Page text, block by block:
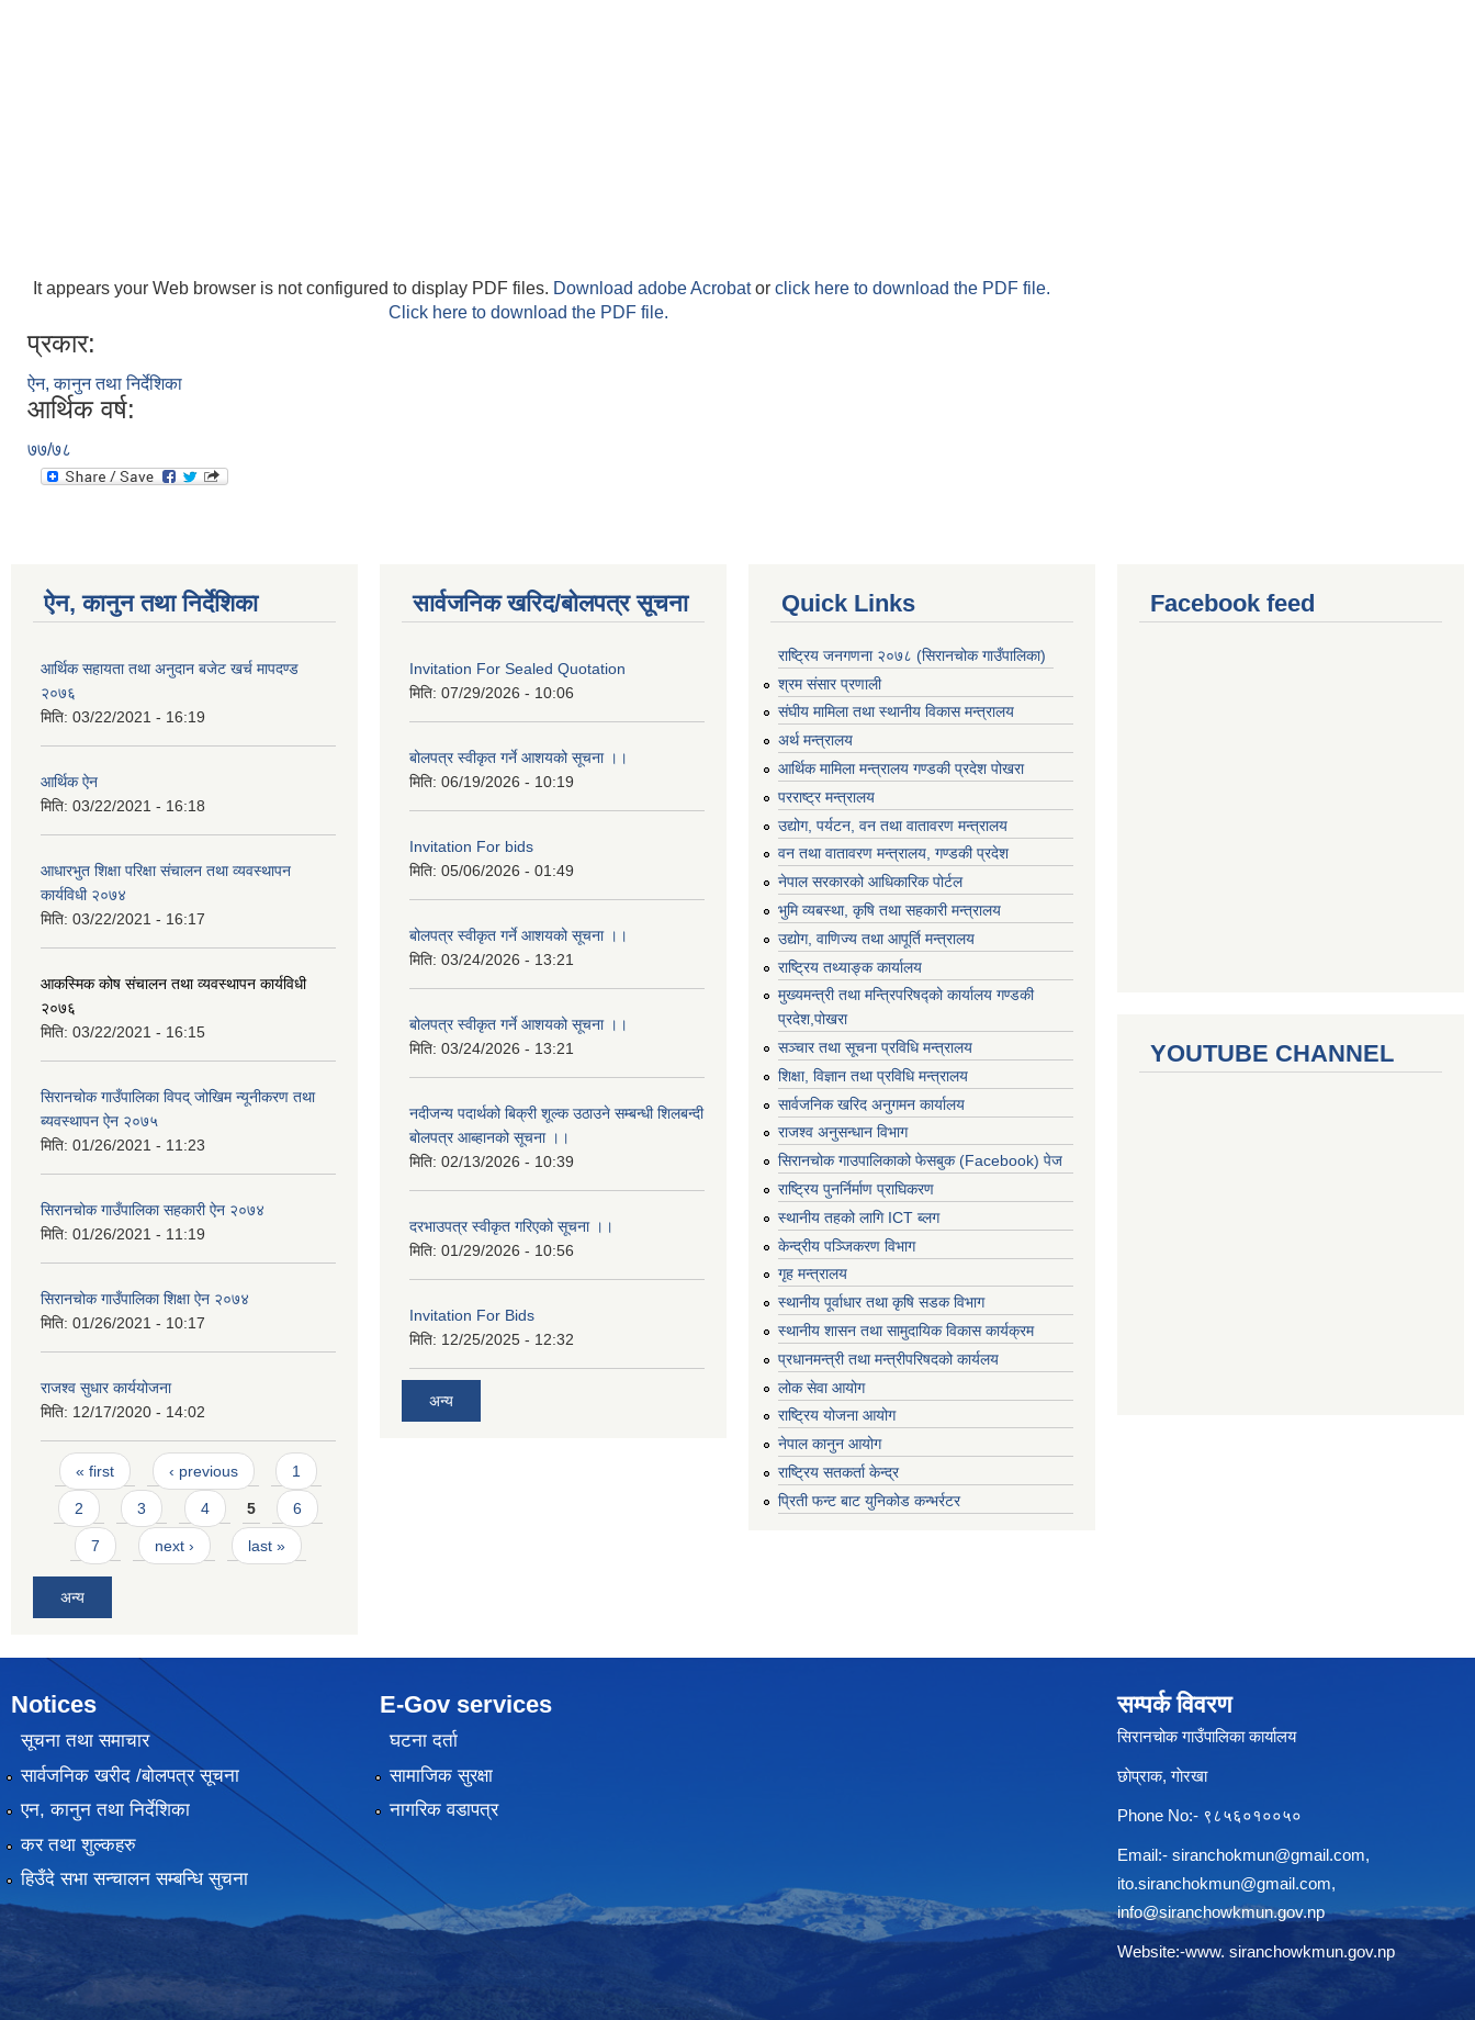
It appears your Web browser is not configured to display PDF files. Download adobe Acrobator click here to download the PDF file.
Click here to download the PDF file.
प्रकार:
ऐन, कानुन तथा निर्देशिका
आर्थिक वर्ष:
७७/७८
ऐन, कानुन तथा निर्देशिका
आर्थिक सहायता तथा अनुदान बजेट खर्च मापदण्ड
२०७६
मिति: 03/22/2021 - 16:19
आर्थिक ऐन
मिति: 03/22/2021 - 16:18
आधारभुत शिक्षा परिक्षा संचालन तथा व्यवस्थापन
कार्यविधी २०७४
मिति: 03/22/2021 - 16:17
आकस्मिक कोष संचालन तथा व्यवस्थापन कार्यविधी
२०७६
मिति: 03/22/2021 - 16:15
सिरानचोक गाउँपालिका विपद् जोखिम न्यूनीकरण तथा
ब्यवस्थापन ऐन २०७५
मिति: 01/26/2021 - 11:23
सिरानचोक गाउँपालिका सहकारी ऐन २०७४
मिति: 01/26/2021 - 11:19
सिरानचोक गाउँपालिका शिक्षा ऐन २०७४
मिति: 01/26/2021 - 10:17
राजश्व सुधार कार्ययोजना
मिति: 12/17/2020 - 14:02
Pages
« first ‹ previous 1
2 3 4 5 6
7 next › last »
अन्य
सार्वजनिक खरिद/बोलपत्र सूचना
Invitation For Sealed Quotation
मिति: 07/29/2026 - 10:06
बोलपत्र स्वीकृत गर्ने आशयको सूचना ।।
मिति: 06/19/2026 - 10:19
Invitation For bids
मिति: 05/06/2026 - 01:49
बोलपत्र स्वीकृत गर्ने आशयको सूचना ।।
मिति: 03/24/2026 - 13:21
बोलपत्र स्वीकृत गर्ने आशयको सूचना ।।
मिति: 03/24/2026 - 13:21
नदीजन्य पदार्थको बिक्री शूल्क उठाउने सम्बन्धी शिलबन्दी
बोलपत्र आब्हानको सूचना ।।
मिति: 02/13/2026 - 10:39
दरभाउपत्र स्वीकृत गरिएको सूचना ।।
मिति: 01/29/2026 - 10:56
Invitation For Bids
मिति: 12/25/2025 - 12:32
अन्य
Quick Links
राष्ट्रिय जनगणना २०७८ (सिरानचोक गाउँपालिका)
श्रम संसार प्रणाली
संघीय मामिला तथा स्थानीय विकास मन्त्रालय
अर्थ मन्त्रालय
आर्थिक मामिला मन्त्रालय गण्डकी प्रदेश पोखरा
परराष्ट्र मन्त्रालय
उद्योग, पर्यटन, वन तथा वातावरण मन्त्रालय
वन तथा वातावरण मन्त्रालय, गण्डकी प्रदेश
नेपाल सरकारको आधिकारिक पोर्टल
भुमि व्यबस्था, कृषि तथा सहकारी मन्त्रालय
उद्योग, वाणिज्य तथा आपूर्ति मन्त्रालय
राष्ट्रिय तथ्याङ्क कार्यालय
मुख्यमन्त्री तथा मन्त्रिपरिषद्को कार्यालय गण्डकी
प्रदेश,पोखरा
सञ्‍चार तथा सूचना प्रविधि मन्त्रालय
शिक्षा, विज्ञान तथा प्रविधि मन्त्रालय
सार्वजनिक खरिद अनुगमन कार्यालय
राजश्व अनुसन्धान विभाग
सिरानचोक गाउपालिकाको फेसबुक (Facebook) पेज
राष्ट्रिय पुनर्निर्माण प्राघिकरण
स्थानीय तहको लागि ICT ब्लग
केन्द्रीय पञ्जिकरण विभाग
गृह मन्त्रालय
स्थानीय पूर्वाधार तथा कृषि सडक विभाग
स्थानीय शासन तथा सामुदायिक विकास कार्यक्रम
प्रधानमन्त्री तथा मन्त्रीपरिषदको कार्यलय
लोक सेवा आयोग
राष्ट्रिय योजना आयोग
नेपाल कानुन आयोग
राष्ट्रिय सतकर्ता केन्द्र
प्रिती फन्ट बाट युनिकोड कन्भर्रटर
Facebook feed
YOUTUBE CHANNEL
Notices
सूचना तथा समाचार
सार्वजनिक खरीद /बोलपत्र सूचना
एन, कानुन तथा निर्देशिका
कर तथा शुल्कहरु
हिउँदे सभा सन्चालन सम्बन्धि सुचना
E-Gov services
घटना दर्ता
सामाजिक सुरक्षा
नागरिक वडापत्र
सम्पर्क विवरण
सिरानचोक गाउँपालिका कार्यालय
छाेप्राक, गाेरखा
Phone No:- ९८५६०१००५०
Email:- siranchokmun@gmail.com,
ito.siranchokmun@gmail.com,
info@siranchowkmun.gov.np
Website:-www. siranchowkmun.gov.np